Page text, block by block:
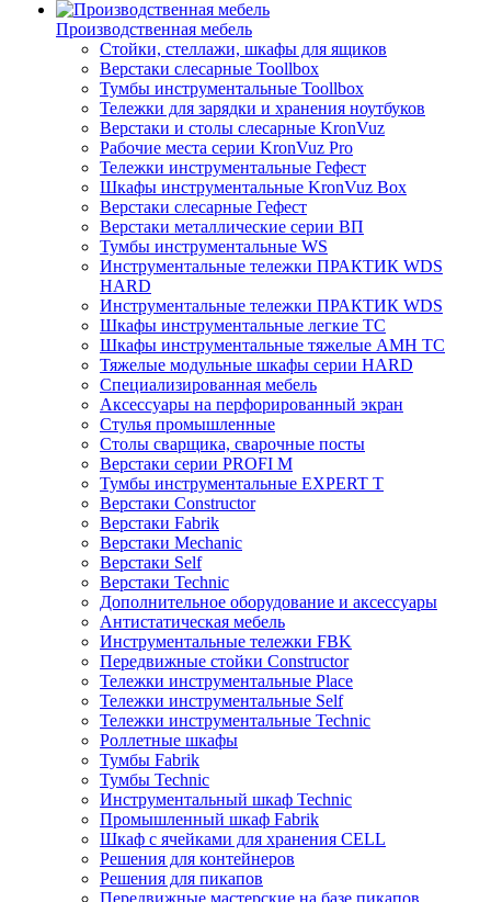
Производственная мебель
Стойки, стеллажи, шкафы для ящиков
Верстаки слесарные Toollbox
Тумбы инструментальные Toollbox
Тележки для зарядки и хранения ноутбуков
Верстаки и столы слесарные KronVuz
Рабочие места серии KronVuz Pro
Тележки инструментальные Гефест
Шкафы инструментальные KronVuz Box
Верстаки слесарные Гефест
Верстаки металлические серии ВП
Тумбы инструментальные WS
Инструментальные тележки ПРАКТИК WDS
HARD
Инструментальные тележки ПРАКТИК WDS
Шкафы инструментальные легкие ТС
Шкафы инструментальные тяжелые AMH TC
Тяжелые модульные шкафы серии HARD
Cпециализированная мебель
Аксессуары на перфорированный экран
Стулья промышленные
Столы сварщика, сварочные посты
Верстаки серии PROFI M
Тумбы инструментальные EXPERT T
Верстаки Constructor
Верстаки Fabrik
Верстаки Mechanic
Верстаки Self
Верстаки Technic
Дополнительное оборудование и аксессуары
Антистатическая мебель
Инструментальные тележки FBK
Передвижные стойки Constructor
Тележки инструментальные Place
Тележки инструментальные Self
Тележки инструментальные Technic
Роллетные шкафы
Тумбы Fabrik
Тумбы Technic
Инструментальный шкаф Technic
Промышленный шкаф Fabrik
Шкаф с ячейками для хранения CELL
Решения для контейнеров
Решения для пикапов
Передвижные мастерские на базе пикапов